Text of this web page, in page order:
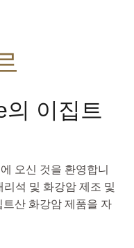
의 이집트
오신 것을 환영합니
리석 및 화강암 제조 및
산 화강암 제품을 자